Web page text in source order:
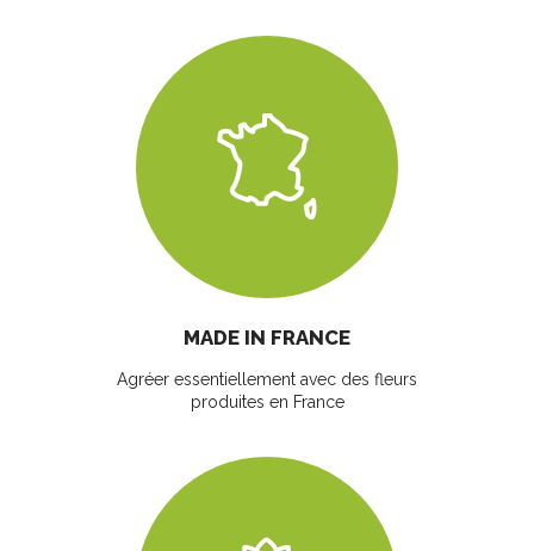
MADE IN FRANCE
Agréer essentiellement avec des fleurs
produites en France